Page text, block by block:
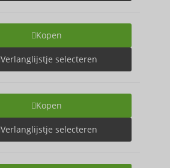
Kopen
Verlanglijstje selecteren
Kopen
Verlanglijstje selecteren